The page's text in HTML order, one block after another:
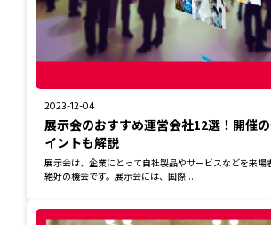
2023-12-04
展示会のおすすめ運営会社12選！開催
イントも解説
展示会は、企業にとって自社製品やサービスなどを来場
絶好の機会です。展示会には、国際...